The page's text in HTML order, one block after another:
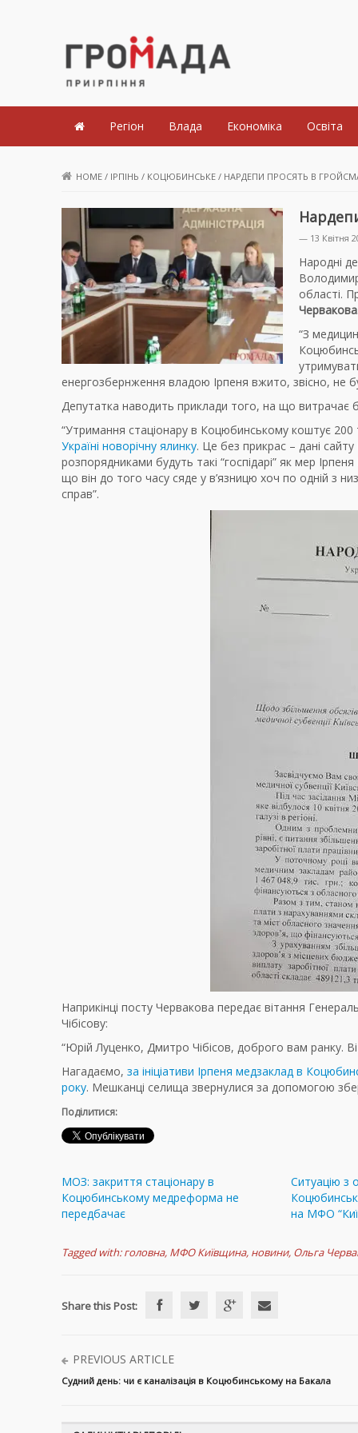
Громада Приірпіння
Регіон Влада Економіка Освіта
HOME / ІРПІНЬ / КОЦЮБИНСЬКЕ / НАРДЕПИ ПРОСЯТЬ В
— 13 Квітня
Народні
області.
Червакова
“З
енергозбернження владою Ірпеня вжито, звісно, не
Депутатка наводить приклади того, на що витрачає
“Утримання стаціонару в Коцюбинському коштує 200
Україні новорічну ялинку. Це без прикрас – дані
розпорядниками будуть такі “госпідарі” як мер Ірпеня
що він до того часу сяде у в’язницю хоч по одній з
справ”.
Наприкінці посту Червакова передає вітання
Чібісову:
“Юрій Луценко, Дмитро Чібісов, доброго вам ранку.
Нагадаємо, за ініціативи Ірпеня медзаклад в
року. Мешканці селища звернулися за допомогою
Поділитися:
МОЗ: закриття стаціонару в
Коцюбинському медреформа не
передбачає
Ситуацію з
на МФО
Tagged with: головна, МФО Київщина, новини, Ольга
Share this Post:
PREVIOUS ARTICLE
Судний день: чи є каналізація в Коцюбинському на Бакала